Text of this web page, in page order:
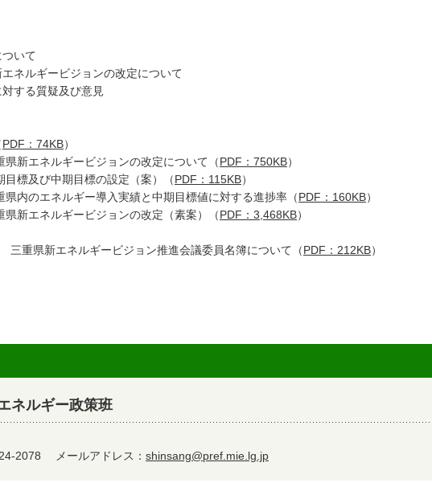
ついて
エネルギービジョンの改定について
対する質疑及び意見
PDF：74KB）
新エネルギービジョンの改定について（PDF：750KB）
標及び中期目標の設定（案）（PDF：115KB）
内のエネルギー導入実績と中期目標値に対する進捗率（PDF：160KB）
新エネルギービジョンの改定（素案）（PDF：3,468KB）
重県新エネルギービジョン推進会議委員名簿について（PDF：212KB）
ルギー政策班
2078 メールアドレス： shinsang@pref.mie.lg.jp